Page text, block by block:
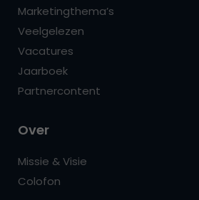
Marketingthema’s
Veelgelezen
Vacatures
Jaarboek
Partnercontent
Over
Missie & Visie
Colofon